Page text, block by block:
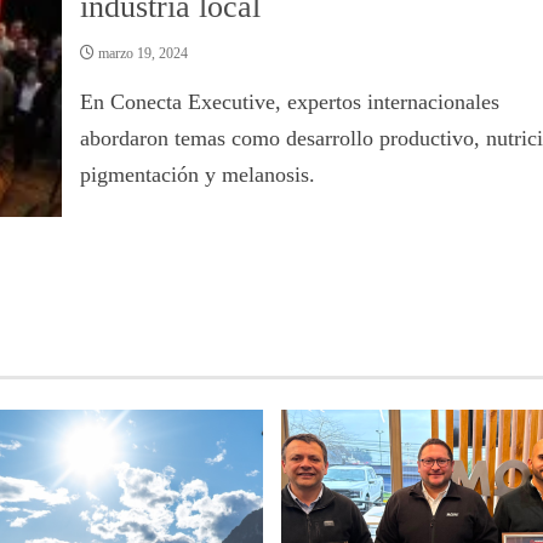
marzo 19, 2024
En Conecta Executive, expertos internacionales
abordaron temas como desarrollo productivo,
pigmentación y melanosis.